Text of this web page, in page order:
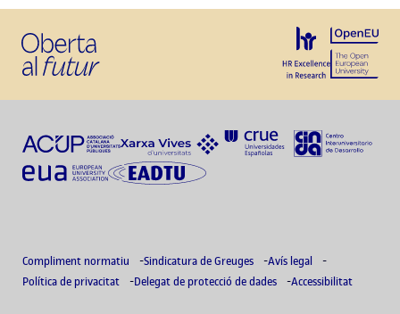
Compliment normatiu Sindicatura de Greuges
Avís legal
Política de privacitat
Delegat de protecció de dades Accessibilitat